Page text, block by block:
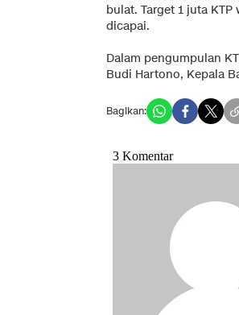
bulat. Target 1 juta
dicapai.
Dalam pengumpulan
Budi Hartono, Kepala
Bagikan: